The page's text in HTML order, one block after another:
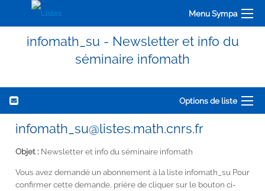
Menu Sympa
infomath_su - Newsletter et info du
séminaire infomath
Options de liste
infomath_su@listes.math.cnrs.fr
Objet : Newsletter et info du séminaire infomath
Vous avez demandé un abonnement à la liste infomath_su Pour
confirmer cette demande, prière de cliquer sur le bouton ci-